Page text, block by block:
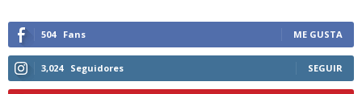
504 Fans ME GUSTA
3,024 Seguidores SEGUIR